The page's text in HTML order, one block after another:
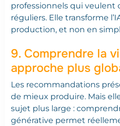
professionnels qui veulent
réguliers. Elle transforme
production, et non en
9. Comprendre la
approche plus
Les recommandations
de mieux produire. Mais
sujet plus large :
générative permet